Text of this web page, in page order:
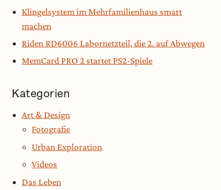
Klingelsystem im Mehrfamilienhaus smart
machen
Riden RD6006 Labornetzteil, die 2. auf Abwegen
MemCard PRO 2 startet PS2-Spiele
Kategorien
Art & Design
Fotografie
Urban Exploration
Videos
Das Leben